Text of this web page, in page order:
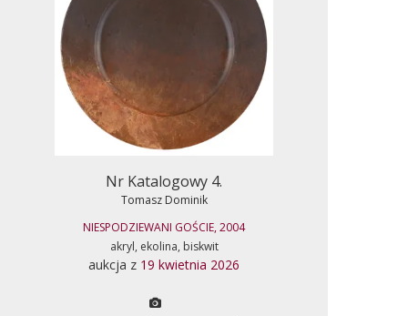
Nr Katalogowy 4.
Tomasz Dominik
NIESPODZIEWANI GOŚCIE, 2004
akryl, ekolina, biskwit
aukcja z 19 kwietnia 2026